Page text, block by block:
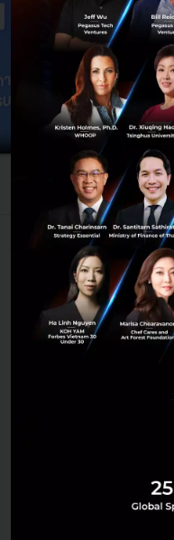
หนั
แต่
ศูน
มีน
0
Techsauce
About Techsauce
Techsauce
Privacy Policy
ส่งบทความ
Techsauce